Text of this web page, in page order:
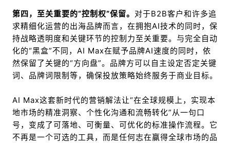
第四，至关重要的“控制权”保留。 对于B2B客户和许多追
求精细化运营的出海品牌而言，在拥抱AI技术的同时，保
持战略透明度和关键环节的控制力至关重要。与完全自动
化的“黑盒”不同，AI Max在赋予品牌AI速度的同时，依
然保留了关键的“方向盘”。品牌方可以自主设定否定关键
词、品牌词限制等，确保投放策略始终服务于商业目标。
AI Max这套新时代的营销解法让“在全球规模上，实现本
地市场的精准洞察、个性化沟通和流畅转化”从一句口
号，变成了可落地、可衡量、可优化的标准操作流程。它
不再是一个可选的工具，而是任何志在赢得全球市场的品